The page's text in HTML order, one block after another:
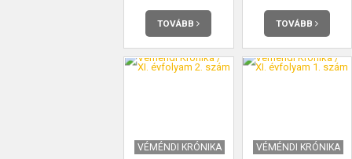
TOVÁBB TOVÁBB
VÉMÉNDI KRÓNIKA VÉMÉNDI KRÓNIKA